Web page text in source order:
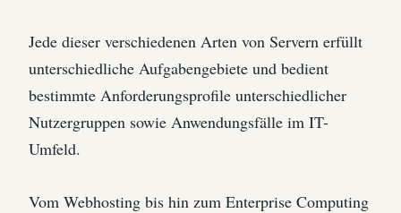
Jede dieser verschiedenen Arten von Servern erfüllt
unterschiedliche Aufgabengebiete und bedient
bestimmte Anforderungsprofile unterschiedlicher
Nutzergruppen sowie Anwendungsfälle im IT-
Umfeld.
Vom Webhosting bis hin zum Enterprise Computing